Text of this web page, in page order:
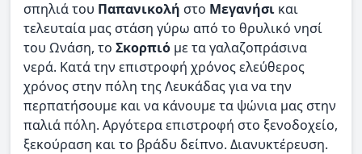
σπηλιά του Παπανικολή στο Μεγανήσι και
τελευταία μας στάση γύρω από το θρυλικό νησί
του Ωνάση, το Σκορπιό με τα γαλαζοπράσινα
νερά. Κατά την επιστροφή χρόνος ελεύθερος
χρόνος στην πόλη της Λευκάδας για να την
περπατήσουμε και να κάνουμε τα ψώνια μας στην
παλιά πόλη. Αργότερα επιστροφή στο ξενοδοχείο,
ξεκούραση και το βράδυ δείπνο. Διανυκτέρευση.